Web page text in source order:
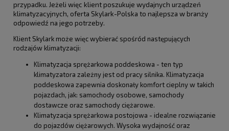
przypadku. Jeżeli więc klient poszukuje wydajnych urządzeń
klimatyzacyjnych, oferta Skylark-Polska to najlepsza w branży
odpowiedź na jego potrzeby.
Klient Skylark może więc wybierać spośród następujących
rodzajów klimatyzacji:
Klimatyzacja sprężarkowa poddeskowa - ten typ
klimatyzatora zależny jest od pracy silnika. Klimatyzacja
poddeskowa zapewnia doskonały komfort cieplny w takich
pojazdach, jak: samochody osobowe, samochody
dostawcze oraz samochody ciężarowe.
Klimatyzacja sprężarkowa postojowa - idealne rozwiązanie
do pojazdów ciężarowych. Wysoka wydajność oraz